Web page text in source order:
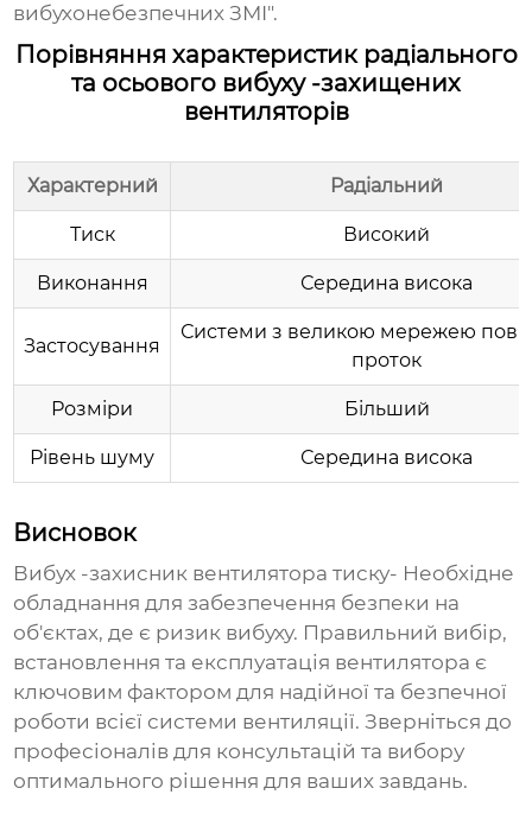
вибухонебезпечних ЗМІ".
Порівняння характеристик радіального
та осьового вибуху -захищених
вентиляторів
Характерний Радіальний
Тиск Високий
Виконання Середина висока
Застосування
Системи з великою мережею
проток
Розміри Більший
Рівень шуму Середина висока
Висновок
Вибух -захисник вентилятора тиску- Необхідне
обладнання для забезпечення безпеки на
об'єктах, де є ризик вибуху. Правильний вибір,
встановлення та експлуатація вентилятора є
ключовим фактором для надійної та безпечної
роботи всієї системи вентиляції. Зверніться до
професіоналів для консультацій та вибору
оптимального рішення для ваших завдань.